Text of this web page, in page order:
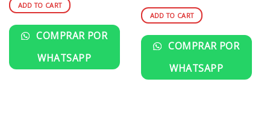
ADD TO CART
COMPRAR POR
WHATSAPP
ADD TO CART
COMPRAR POR
WHATSAPP